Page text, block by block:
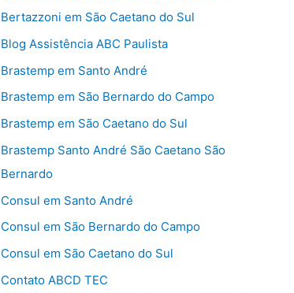
Bertazzoni em São Caetano do Sul
Blog Assistência ABC Paulista
Brastemp em Santo André
Brastemp em São Bernardo do Campo
Brastemp em São Caetano do Sul
Brastemp Santo André São Caetano São
Bernardo
Consul em Santo André
Consul em São Bernardo do Campo
Consul em São Caetano do Sul
Contato ABCD TEC